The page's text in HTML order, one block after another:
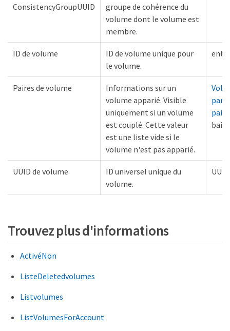
ConsistencyGroupUUID
groupe de cohérence du
volume dont le volume est
membre.
ID de volume
ID de volume unique pour
le volume.
Paires de volume
Informations sur un
volume apparié. Visible
uniquement si un volume
est couplé. Cette valeur
est une liste vide si le
volume n'est pas apparié.
par
paire
baie
UUID de volume
ID universel unique du
volume.
UUID
Trouvez plus d'informations
ActivéNon
ListeDeletedvolumes
Listvolumes
ListVolumesForAccount